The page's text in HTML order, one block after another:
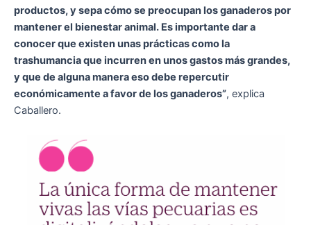
productos, y sepa cómo se preocupan los ganaderos por
mantener el bienestar animal. Es importante dar a
conocer que existen unas prácticas como la
trashumancia que incurren en unos gastos más grandes,
y que de alguna manera eso debe repercutir
económicamente a favor de los ganaderos”, explica
Caballero.